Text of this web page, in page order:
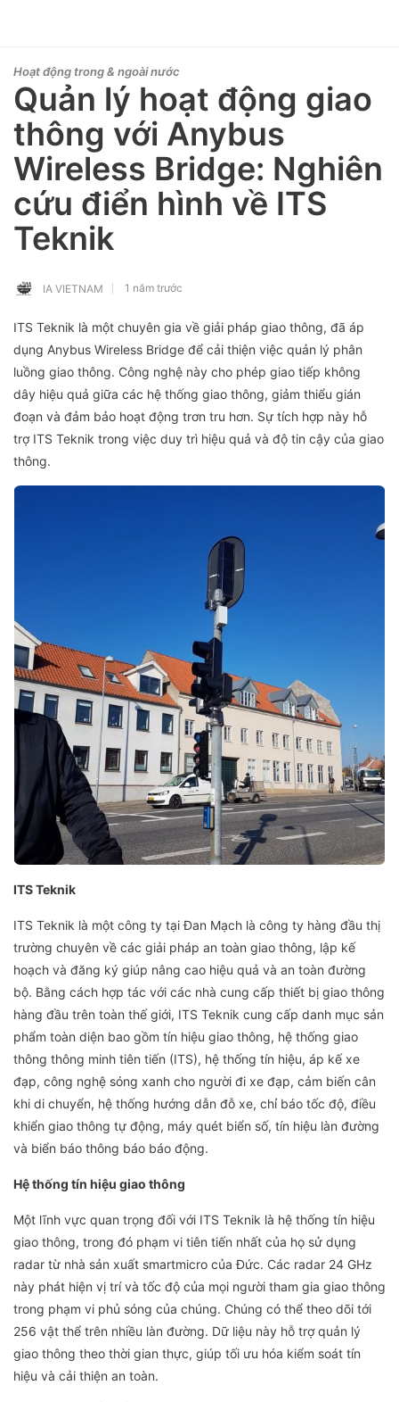
Hoạt động trong & ngoài nước
Quản lý hoạt động giao
thông với Anybus
Wireless Bridge: Nghiên
cứu điển hình về ITS
Teknik
IA VIETNAM 1 năm trước
ITS Teknik là một chuyên gia về giải pháp giao thông, đã áp
dụng Anybus Wireless Bridge để cải thiện việc quản lý phân
luồng giao thông. Công nghệ này cho phép giao tiếp không
dây hiệu quả giữa các hệ thống giao thông, giảm thiểu gián
đoạn và đảm bảo hoạt động trơn tru hơn. Sự tích hợp này hỗ
trợ ITS Teknik trong việc duy trì hiệu quả và độ tin cậy của giao
thông.
ITS Teknik
ITS Teknik là một công ty tại Đan Mạch là công ty hàng đầu thị
trường chuyên về các giải pháp an toàn giao thông, lập kế
hoạch và đăng ký giúp nâng cao hiệu quả và an toàn đường
bộ. Bằng cách hợp tác với các nhà cung cấp thiết bị giao thông
hàng đầu trên toàn thế giới, ITS Teknik cung cấp danh mục sản
phẩm toàn diện bao gồm tín hiệu giao thông, hệ thống giao
thông thông minh tiên tiến (ITS), hệ thống tín hiệu, áp kế xe
đạp, công nghệ sóng xanh cho người đi xe đạp, cảm biến cân
khi di chuyển, hệ thống hướng dẫn đỗ xe, chỉ báo tốc độ, điều
khiển giao thông tự động, máy quét biển số, tín hiệu làn đường
và biển báo thông báo báo động.
Hệ thống tín hiệu giao thông
Một lĩnh vực quan trọng đối với ITS Teknik là hệ thống tín hiệu
giao thông, trong đó phạm vi tiên tiến nhất của họ sử dụng
radar từ nhà sản xuất smartmicro của Đức. Các radar 24 GHz
này phát hiện vị trí và tốc độ của mọi người tham gia giao thông
trong phạm vi phủ sóng của chúng. Chúng có thể theo dõi tới
256 vật thể trên nhiều làn đường. Dữ liệu này hỗ trợ quản lý
giao thông theo thời gian thực, giúp tối ưu hóa kiểm soát tín
hiệu và cải thiện an toàn.